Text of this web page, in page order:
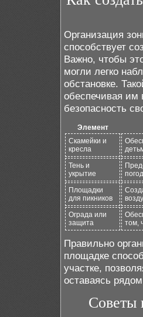
Организация
способствует
Важно, чтобы
могли легко
обстановке.
обеспечивая им
безопасность
Элемент
Скамейки и
кресла
Тень и
укрытие
Площадки
для пикников
Ограда или
защита
том,
Правильно
площадке
участке,
оставаясь
Советы